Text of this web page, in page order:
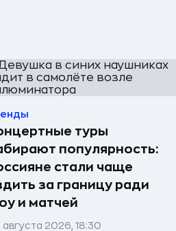
туры
популярность:
стали чаще
за границу ради
и матчей
августа 2026, 18:30